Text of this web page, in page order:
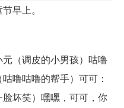
早上。
（调皮的小男孩）咕噜
噜咕噜的帮手）可可：
脸坏笑）嘿嘿，可可，你